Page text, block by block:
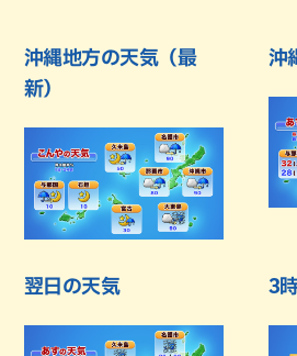
沖縄地方の天気（最
新）
沖
翌日の天気 3